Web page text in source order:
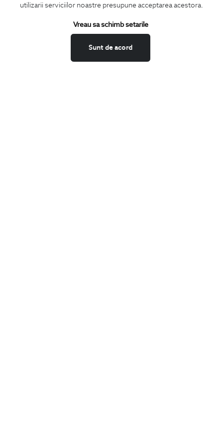
utilizarii serviciilor noastre presupune acceptarea acestora.
Sunt de acord
Vreau sa schimb setarile
Termeni si conditii
Schimburi si retur
Securitatea datelor
Feedback site
ANPC